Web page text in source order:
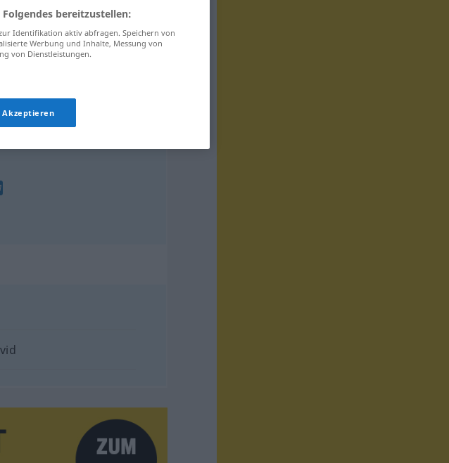
vid
bereitzustellen:
Identifikation aktiv abfragen. Speichern von
Werbung und Inhalte, Messung von
von Dienstleistungen.
Akzeptieren